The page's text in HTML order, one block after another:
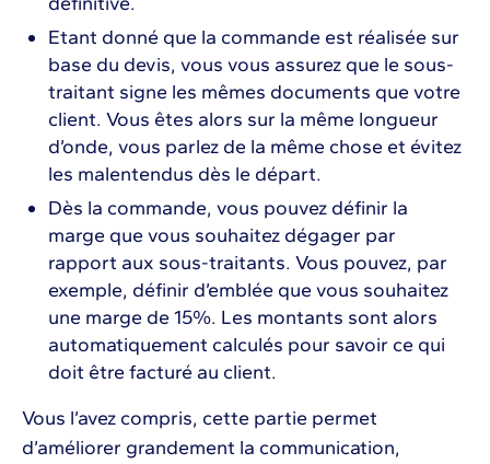
Etant donné que la commande est réalisée sur
base du devis, vous vous assurez que le sous-
traitant signe les mêmes documents que votre
client. Vous êtes alors sur la même longueur
d’onde, vous parlez de la même chose et évitez
les malentendus dès le départ.
Dès la commande, vous pouvez définir la
marge que vous souhaitez dégager par
rapport aux sous-traitants. Vous pouvez, par
exemple, définir d’emblée que vous souhaitez
une marge de 15%. Les montants sont alors
automatiquement calculés pour savoir ce qui
doit être facturé au client.
Vous l’avez compris, cette partie permet
d’améliorer grandement la communication,